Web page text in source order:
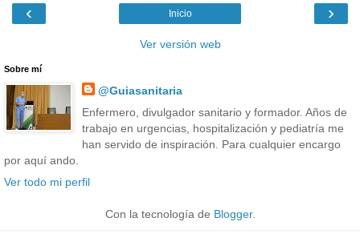
‹ ›
Inicio
Ver versión web
Sobre mí
@Guiasanitaria
Enfermero, divulgador sanitario y formador. Años de
trabajo en urgencias, hospitalización y pediatría me
han servido de inspiración. Para cualquier encargo
por aquí ando.
Ver todo mi perfil
Con la tecnología de Blogger.